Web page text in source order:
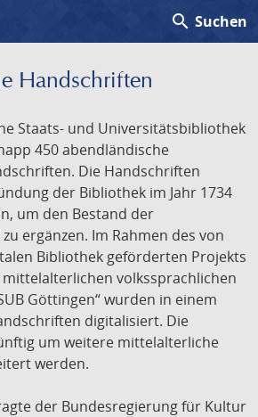
search Suchen
Handschriften
Staats- und Universitätsbibliothek
450 abendländische
Die Handschriften
der Bibliothek im Jahr 1734
um den Bestand der
ergänzen. Im Rahmen des von
Bibliothek geförderten Projekts
volkssprachlichen
Göttingen“ wurden in einem
digitalisiert. Die
um weitere mittelalterliche
werden.
der Bundesregierung für Kultur